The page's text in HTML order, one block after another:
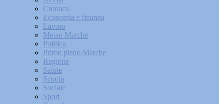
Cronaca
Economia e finanza
Lavoro
Meteo Marche
Politica
Primo piano Marche
Regione
Salute
Scuola
Sociale
Sport